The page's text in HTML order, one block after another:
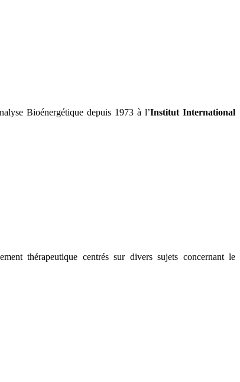
Bioénergétique depuis 1973 à l’Institut International
thérapeutique centrés sur divers sujets concernant le